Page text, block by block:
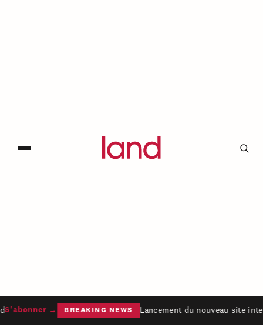
S'abonner → BREAKING NEWS Lancement du nouveau site